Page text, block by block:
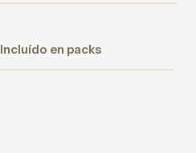
Incluído en packs